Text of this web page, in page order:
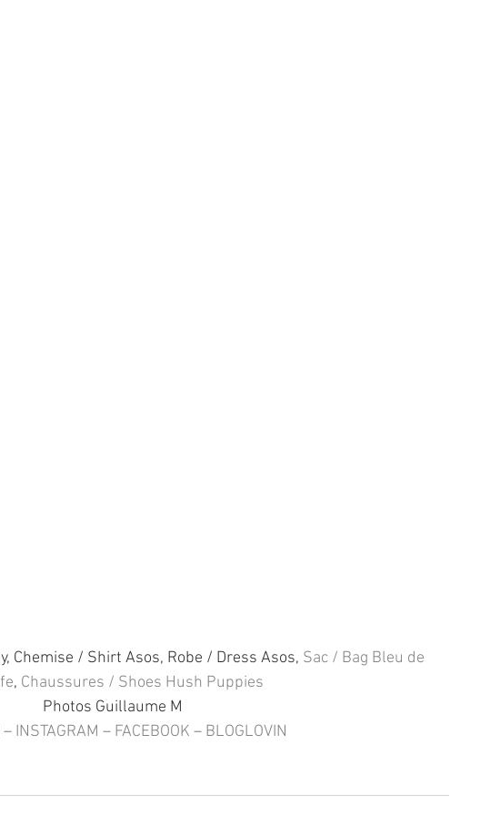
Chemise / Shirt Asos, Robe / Dress Asos, Sac / Bag Bleu de
, Chaussures / Shoes Hush Puppies
Photos Guillaume M
– INSTAGRAM – FACEBOOK – BLOGLOVIN